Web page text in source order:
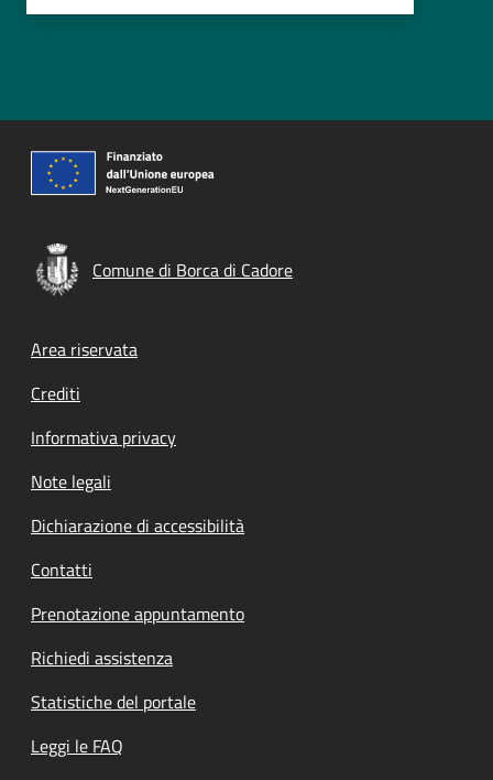
Comune di Borca di Cadore
Footer menu
Area riservata
Crediti
Informativa privacy
Note legali
Dichiarazione di accessibilità
Contatti
Prenotazione appuntamento
Richiedi assistenza
Statistiche del portale
Leggi le FAQ